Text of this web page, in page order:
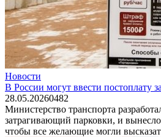
Новости
В России могут ввести постоплату
28.05.20260482
Министерство транспорта
затрагивающий парковки, и
чтобы все желающие могли